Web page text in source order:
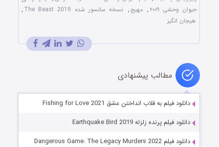
حیوان وحشی ۲۰۱۹
, مهیج , نسخه سانسور شده The Beast 2019
,
هیجان انگیز
مطالب پیشنهادی
دانلود فیلم به قلاب انداختن عشق Fishing for Love 2021
دانلود فیلم پرنده زلزله Earthquake Bird 2019
دانلود فیلم Dangerous Game: The Legacy Murders 2022